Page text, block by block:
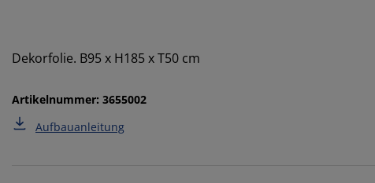
Dekorfolie. B95 x H185 x T50 cm
Artikelnummer: 3655002
Aufbauanleitung